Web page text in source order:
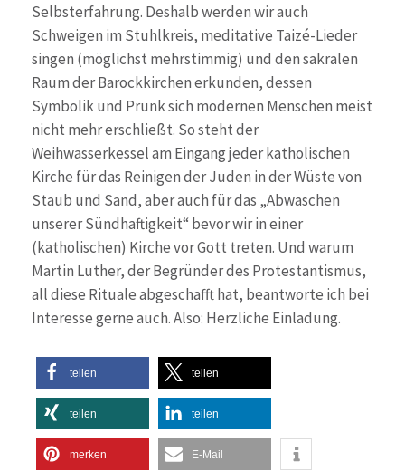
Selbsterfahrung. Deshalb werden wir auch
Schweigen im Stuhlkreis, meditative Taizé-Lieder
singen (möglichst mehrstimmig) und den sakralen
Raum der Barockkirchen erkunden, dessen
Symbolik und Prunk sich modernen Menschen meist
nicht mehr erschließt. So steht der
Weihwasserkessel am Eingang jeder katholischen
Kirche für das Reinigen der Juden in der Wüste von
Staub und Sand, aber auch für das „Abwaschen
unserer Sündhaftigkeit“ bevor wir in einer
(katholischen) Kirche vor Gott treten. Und warum
Martin Luther, der Begründer des Protestantismus,
all diese Rituale abgeschafft hat, beantworte ich bei
Interesse gerne auch. Also: Herzliche Einladung.
teilen teilen
teilen teilen
merken E-Mail